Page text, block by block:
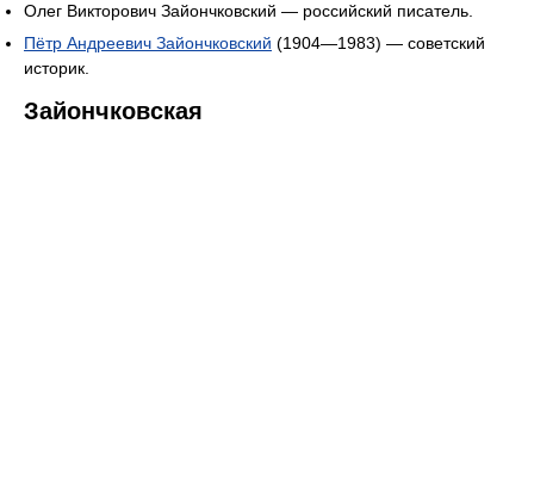
Олег Викторович Зайончковский — российский писатель.
Пётр Андреевич Зайончковский (1904—1983) — советский
историк.
Зайончковская